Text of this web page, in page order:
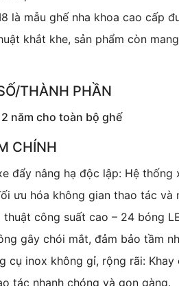
là mẫu ghế nha khoa cao cấp
khắt khe, sản phẩm còn
THÀNH PHẦN
năm cho toàn bộ ghế
CHÍNH
đẩy nâng hạ độc lập: Hệ
ưu hóa không gian thao tác
thuật công suất cao – 24 bóng
gây chói mắt, đảm bảo tầm
cụ inox không gỉ, rộng rãi:
tác nhanh chóng và gọn gàng.